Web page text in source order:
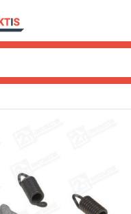
kaladėlės ir trinkelės